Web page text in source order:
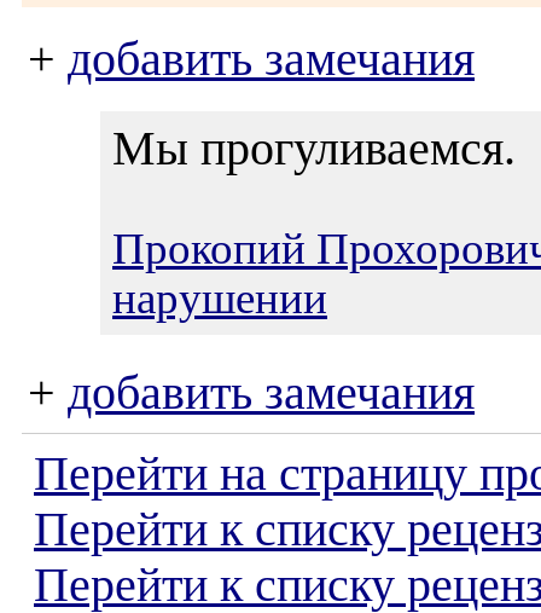
+ добавить замечания
Мы прогуливаемся.
Прокопий
нарушении
+ добавить замечания
Перейти на страницу
Перейти к списку
Перейти к списку